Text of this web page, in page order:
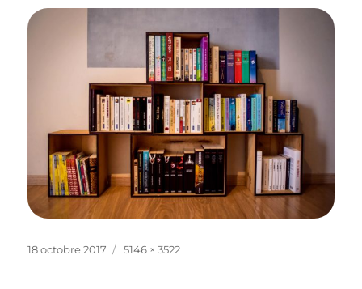
Publié
18 octobre 2017
Taille
5146 × 3522